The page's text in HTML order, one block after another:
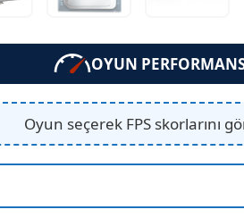
OYUN
Oyun seçerek FPS skorlarını